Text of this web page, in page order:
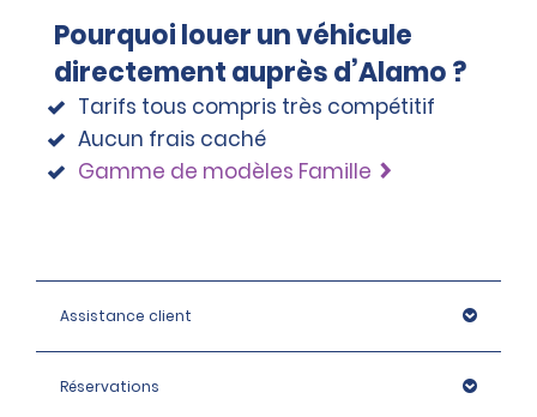
Pourquoi louer un véhicule
directement auprès d’Alamo ?
Tarifs tous compris très compétitif
Aucun frais caché
Gamme de modèles Famille
Assistance client
Réservations